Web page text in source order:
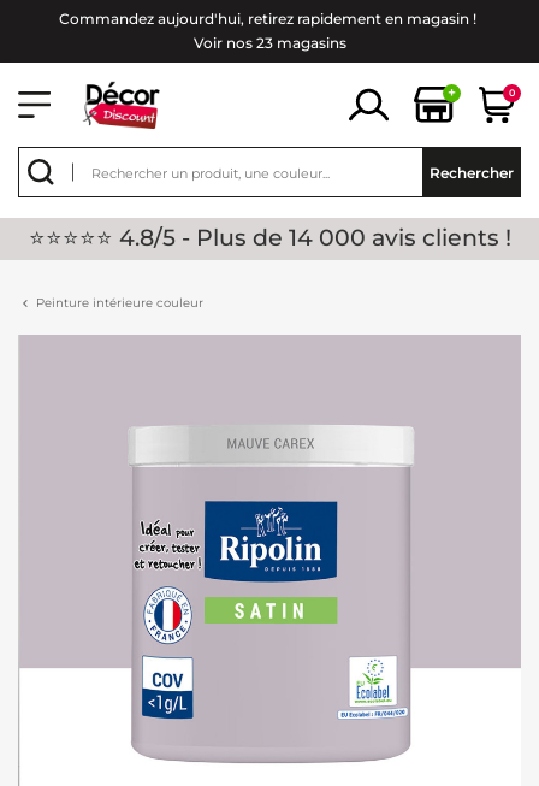
Commandez aujourd'hui, retirez rapidement en magasin !
Voir nos 23 magasins
+ 0
Rechercher
⭐⭐⭐⭐⭐ 4.8/5 - Plus de 14 000 avis clients !
Peinture intérieure couleur